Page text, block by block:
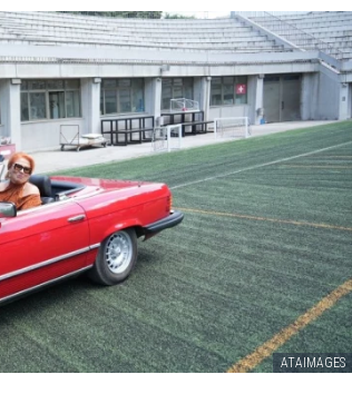
ATAIMAGES